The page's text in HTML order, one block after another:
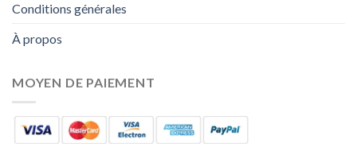
Conditions générales
À propos
MOYEN DE PAIEMENT